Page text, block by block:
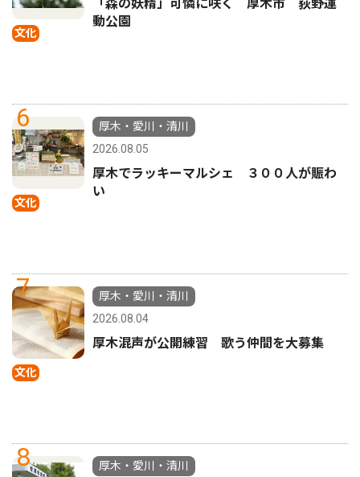
文化
「森の妖精」可憐に咲く 厚木市 荻野運
動公園
6
文化
厚木・愛川・清川
2026.08.05
厚木でラッキーマルシェ ３００人が賑わ
い
7
文化
厚木・愛川・清川
2026.08.04
厚木混声が公開練習 歌う仲間を大募集
8
厚木・愛川・清川